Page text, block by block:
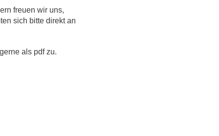
freuen wir uns,
sich bitte direkt an
als pdf zu.